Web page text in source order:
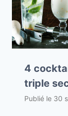
4
triple
Publié le 30